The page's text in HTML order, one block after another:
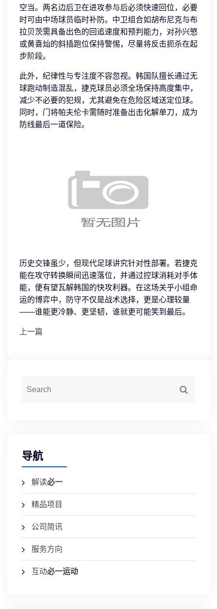
空当。两名边后卫在进攻参与后必须快速回位，必要
时可由中场球员临时补防。中卫组合如胡布尼克与布
拉贝茨需具备出色的回追速度和预判能力，对孙兴慜
或黄喜灿的斜插跑位保持警惕，尽量将反击扼杀在起
步阶段。
此外，纪律性与专注度不容忽视。韩国队擅长通过无
球跑动制造混乱，捷克球员必须全场保持高度集中，
减少不必要的犯规，尤其避免在危险区域送定位球。
同时，门将帕夫伦卡需随时准备出击化解单刀，成为
防线最后一道保险。
历史交锋虽少，但现代足球讲究针对性部署。若捷克
能在攻守转换瞬间迅速落位，并通过控球消耗对手体
能，便有望瓦解韩国的快攻利器。在这场关乎小组命
运的博弈中，防守不仅是战术选择，更是心理较量
——谁能更冷静、更坚韧，谁就更可能笑到最后。
上一篇
导航
解读必一
精品项目
公司简讯
服务方向
互动必一运动